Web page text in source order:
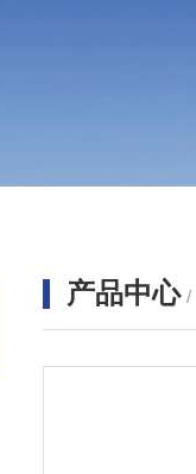
产品中心 /